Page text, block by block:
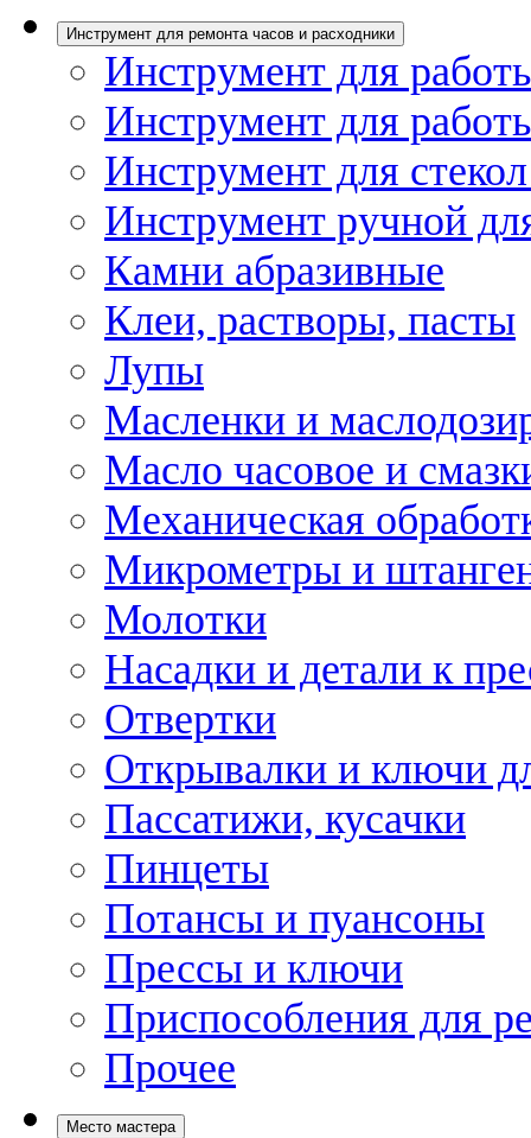
Инструмент для ремонта часов и расходники
Инструмент для
Инструмент для
Инструмент для
Инструмент ручной
Камни абразивные
Клеи, растворы, пасты
Лупы
Масленки и
Масло часовое и
Механическая
Микрометры и
Молотки
Насадки и детали к
Отвертки
Открывалки и ключи
Пассатижи, кусачки
Пинцеты
Потансы и пуансоны
Прессы и ключи
Приспособления для
Прочее
Место мастера